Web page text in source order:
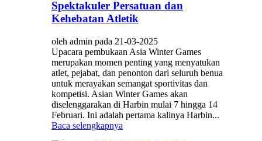
Spektakuler Persatuan dan
Kehebatan Atletik
oleh admin pada 21-03-2025
Upacara pembukaan Asia Winter Games
merupakan momen penting yang menyatukan
atlet, pejabat, dan penonton dari seluruh benua
untuk merayakan semangat sportivitas dan
kompetisi. Asian Winter Games akan
diselenggarakan di Harbin mulai 7 hingga 14
Februari. Ini adalah pertama kalinya Harbin...
Baca selengkapnya